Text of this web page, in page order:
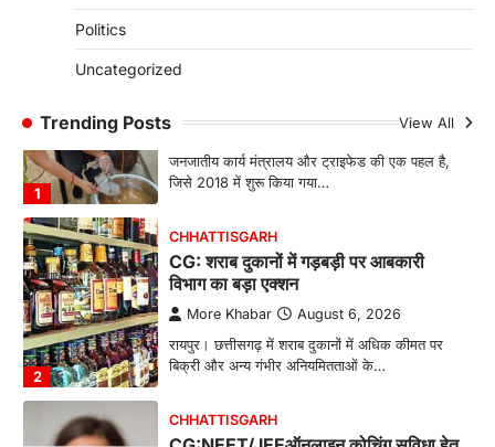
Politics
Uncategorized
Trending Posts View All
1
CHHATTISGARH
जनजातीय कार्य मंत्रालय और ट्राइफेड की एक पहल है,
जिसे 2018 में शुरू किया गया…
2
CHHATTISGARH
CG: शराब दुकानों में गड़बड़ी पर आबकारी
विभाग का बड़ा एक्शन
More Khabar August 6, 2026
रायपुर। छत्तीसगढ़ में शराब दुकानों में अधिक कीमत पर
बिक्री और अन्य गंभीर अनियमितताओं के…
CHHATTISGARH